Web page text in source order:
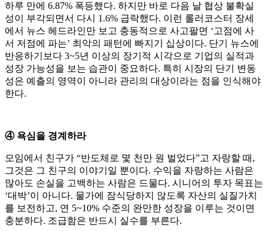
하루 만에 6.87% 폭등했다. 하지만 바로 다음 날 협상 불확실
성이 부각되면서 다시 1.6% 급락했다. 이런 롤러코스터 장세
에서 뉴스 헤드라인만 보고 충동적으로 사고팔면 ‘고점에 사
서 저점에 파는’ 최악의 패턴에 빠지기 십상이다. 단기 뉴스에
반응하기보다 3~5년 이상의 장기적 시각으로 기업의 실적과
성장 가능성을 보는 습관이 중요하다. 특히 시장의 단기 변동
성은 예츨의 영역이 아니라 관리의 대상이라는 점을 인식해야
한다.
④ 욕심을 경계하라
모임에서 친구가 “반도체로 몇 천만 원 벌었다”고 자랑할 때,
그것은 그 친구의 이야기일 뿐이다. 수익을 자랑하는 사람은
많아도 손실을 고백하는 사람은 드물다. 시니어의 투자 목표는
‘대박’이 아니다. 물가에 잠식당하지 않도록 자산의 실질가치
를 보전하고, 연 5~10% 수준의 완만한 성장을 이루는 것이면
충분하다. 조급함은 반드시 실수를 부른다.